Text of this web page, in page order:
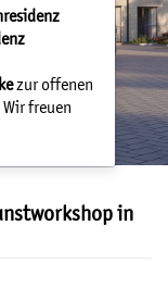
zur offenen
freuen
in